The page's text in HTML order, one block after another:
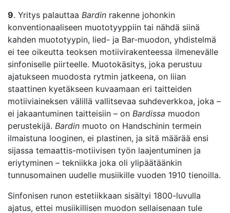
9. Yritys palauttaa Bardin rakenne johonkin
konventionaaliseen muototyyppiin tai nähdä siinä
kahden muototyypin, lied- ja Bar-muodon, yhdistelmä
ei tee oikeutta teoksen motiivirakenteessa ilmenevälle
sinfoniselle piirteelle. Muotokäsitys, joka perustuu
ajatukseen muodosta rytmin jatkeena, on liian
staattinen kyetäkseen kuvaamaan eri taitteiden
motiiviaineksen välillä vallitsevaa suhdeverkkoa, joka –
ei jakaantuminen taitteisiin – on Bardissa muodon
perustekijä. Bardin muoto on Handschinin termein
ilmaistuna looginen, ei plastinen, ja sitä määrää ensi
sijassa temaattis-motiivisen työn laajentuminen ja
eriytyminen – tekniikka joka oli ylipäätäänkin
tunnusomainen uudelle musiikille vuoden 1910 tienoilla.
Sinfonisen runon estetiikkaan sisältyi 1800-luvulla
ajatus, ettei musiikillisen muodon sellaisenaan tule